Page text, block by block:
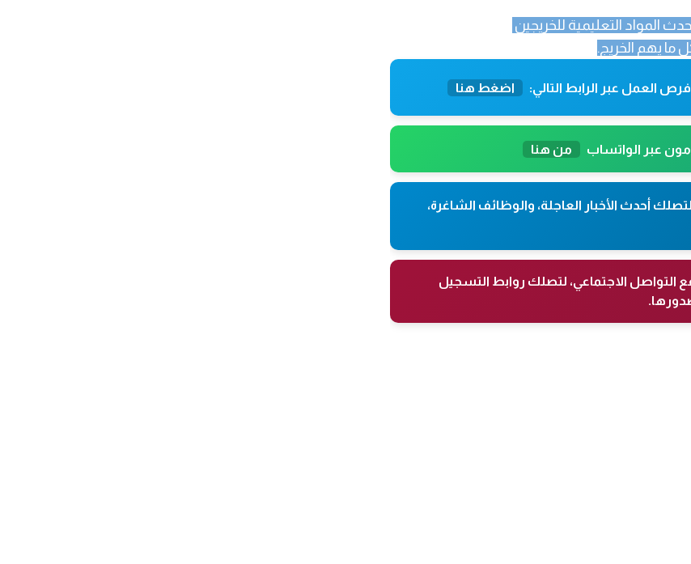
المواد التعليمية للخريجين
ما يهم الخريج.
العمل عبر الرابط التالي: اضغط هنا
عبر الواتساب من هنا
لتصلك أحدث الأخبار العاجلة، والوظائف الشاغرة،
التواصل الاجتماعي، لتصلك روابط التسجيل